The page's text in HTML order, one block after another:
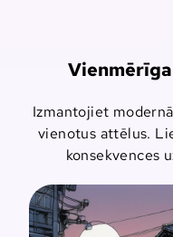
Izmantojiet
vienotus attēlus.
konsekvences